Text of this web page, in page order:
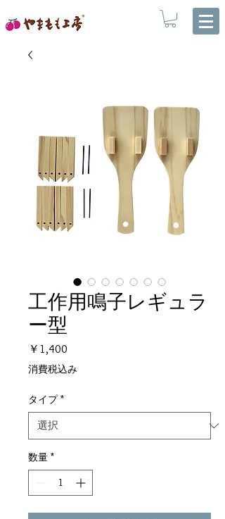
工作用鳴子レギュラ
ー型
￥1,400
格
消費税込み
タイプ *
数量 *